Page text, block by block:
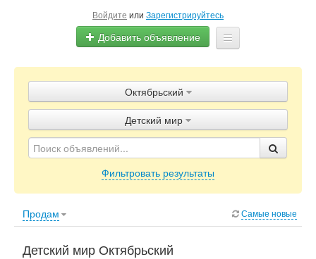
Войдите или Зарегистрируйтесь
Добавить объявление
Объявления
Блог
Октябрьский
Детский мир
Фильтровать результаты
Продам Самые новые
Детский мир Октябрьский